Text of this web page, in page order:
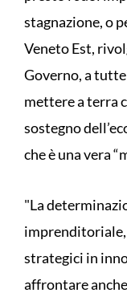
stagnazione, o
Veneto Est,
Governo, a tutte
mettere a terra
sostegno
che è una vera
"La
strategici in
affrontare